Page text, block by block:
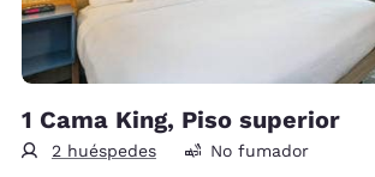
1 Cama King, Piso superior
2 huéspedes No fumador